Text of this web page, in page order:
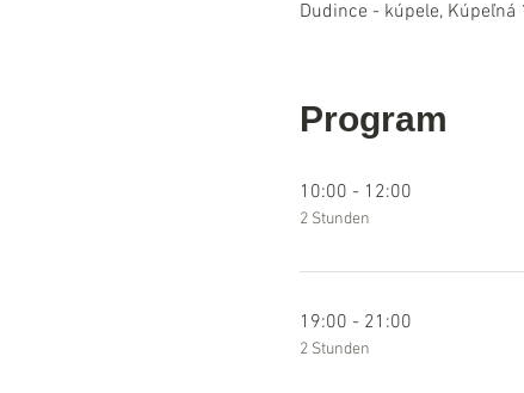
Dudince - kúpele,
Program
10:00 - 12:00
2 Stunden
19:00 - 21:00
2 Stunden